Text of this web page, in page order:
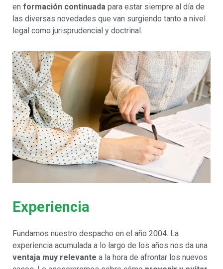
en formación continuada para estar siempre al día de
las diversas novedades que van surgiendo tanto a nivel
legal como jurisprudencial y doctrinal.
Experiencia
Fundamos nuestro despacho en el año 2004. La
experiencia acumulada a lo largo de los años nos da una
ventaja muy relevante a la hora de afrontar los nuevos